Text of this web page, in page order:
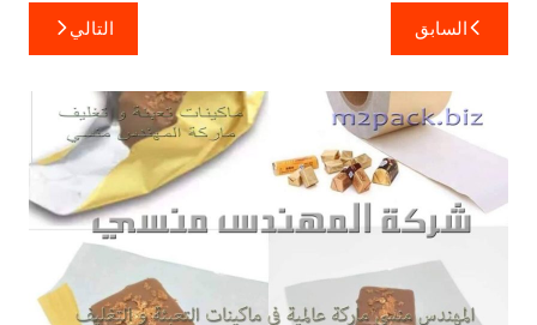
تصفّح
المقالات
السابق التالي